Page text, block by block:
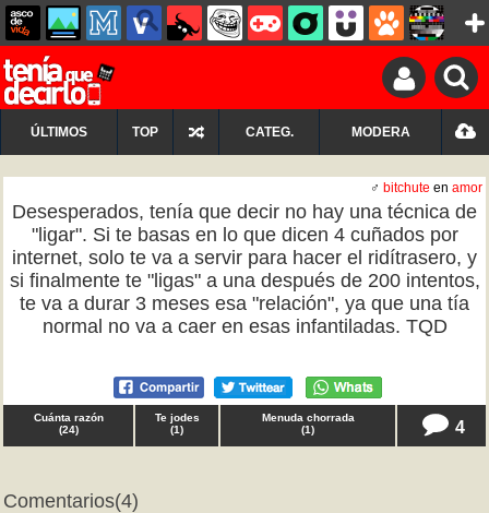
ÚLTIMOS TOP CATEG. MODERA
♂ bitchute en amor
Desesperados, tenía que decir no hay una técnica de
"ligar". Si te basas en lo que dicen 4 cuñados por
internet, solo te va a servir para hacer el ridítrasero, y
si finalmente te "ligas" a una después de 200 intentos,
te va a durar 3 meses esa "relación", ya que una tía
normal no va a caer en esas infantiladas. TQD
Cuánta razón
(24)
Te jodes
(1)
Menuda chorrada
(1) 4
Comentarios(4)